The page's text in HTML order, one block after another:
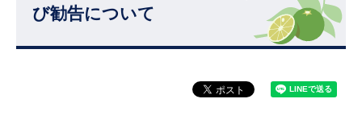
び勧告について